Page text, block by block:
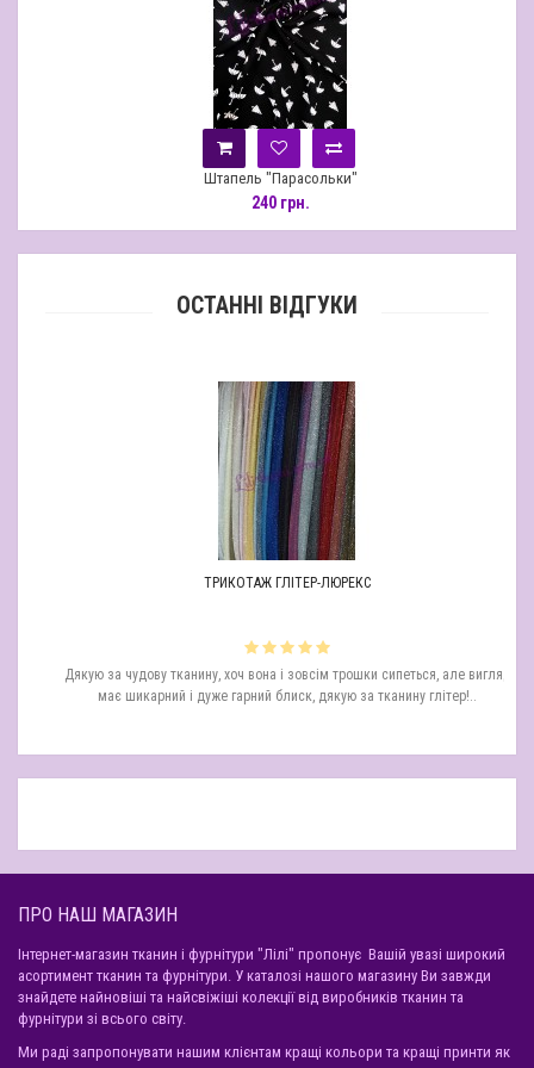
Штапель "Парасольки"
240 грн.
ОСТАННІ ВІДГУКИ
ТРИКОТАЖ ГЛІТЕР-ЛЮРЕКС
Дякую за чудову тканину, хоч вона і зовсім трошки сипеться, але вигляд
має шикарний і дуже гарний блиск, дякую за тканину глітер!..
ПРО НАШ МАГАЗИН
Інтернет-магазин тканин і фурнітури "Лілі" пропонує Вашій увазі широкий
асортимент тканин та фурнітури. У каталозі нашого магазину Ви завжди
знайдете найновіші та найсвіжіші колекції від виробників тканин та
фурнітури зі всього світу.
Ми раді запропонувати нашим клієнтам кращі кольори та кращі принти як